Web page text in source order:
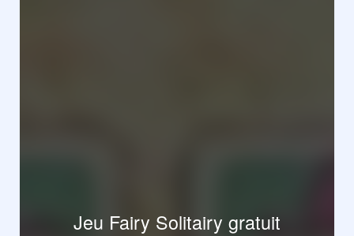
Jeu Fairy Solitairy gratuit